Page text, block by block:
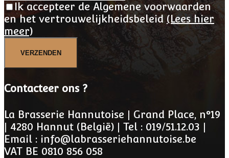
Ik accepteer de Algemene voorwaarden
en het vertrouwelijkheidsbeleid (Lees hier
meer)
VERZENDEN
Contacteer ons ?
La Brasserie Hannutoise | Grand Place, n°19
| 4280 Hannut (België) | Tel : 019/51.12.03 |
Email : info@labrasseriehannutoise.be
VAT BE 0810 856 058